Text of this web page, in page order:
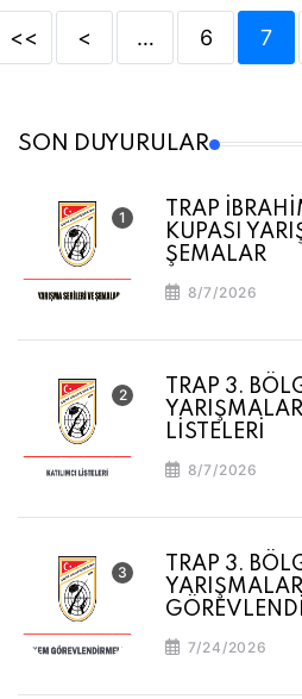
<< < … 6 7
SON DUYURULAR
TRAP
KUPASI
ŞEMALAR
8/7/2026
TRAP 3.
LİSTELERİ
8/7/2026
TRAP 3.
7/24/2026